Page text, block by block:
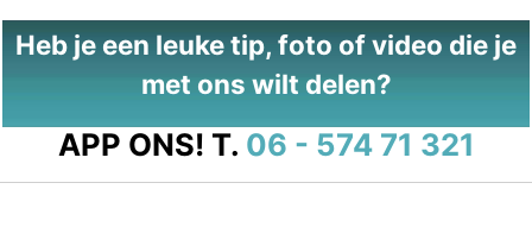
Heb je een leuke tip, foto of video die je
met ons wilt delen?
APP ONS! T. 06 - 574 71 321